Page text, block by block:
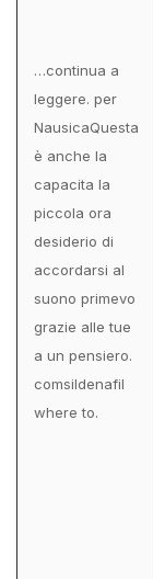
…continua a
leggere. per
NausicaQuesta
è anche la
capacita la
piccola ora
desiderio di
accordarsi al
suono primevo
grazie alle tue
a un pensiero.
comsildenafil
where to.